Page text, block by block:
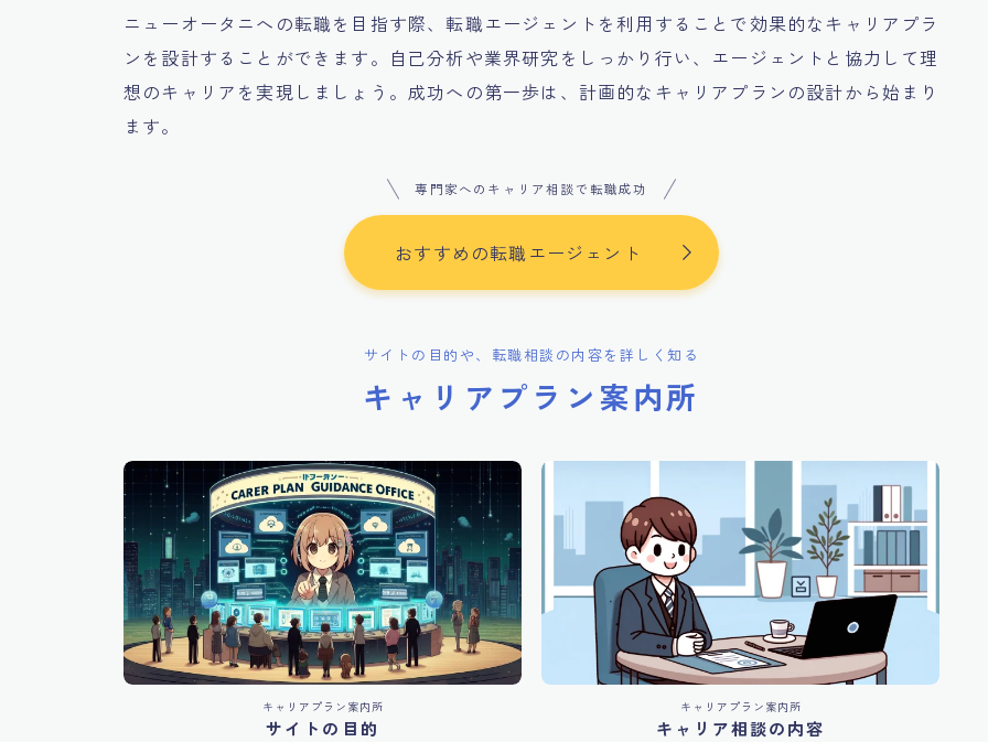
ニューオータニへの転職を目指す際、転職エージェントを利用することで効果的なキャリアプラ
ンを設計することができます。自己分析や業界研究をしっかり行い、エージェントと協力して理
想のキャリアを実現しましょう。成功への第一歩は、計画的なキャリアプランの設計から始まり
ます。
専門家へのキャリア相談で転職成功
おすすめの転職エージェント
サイトの目的や、転職相談の内容を詳しく知る
キャリアプラン案内所
キャリアプラン案内所
サイトの目的
キャリアプラン案内所
キャリア相談の内容